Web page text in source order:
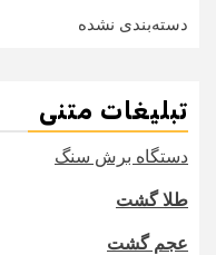
دسته‌بندی نشده
تبلیغات متنی
دستگاه برش سنگ
طلا گشت
عجم گشت